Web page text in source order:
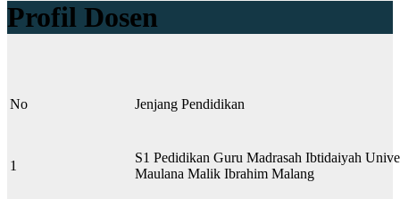
Profil Dosen
No Jenjang Pendidikan
1
S1 Pedidikan Guru Madrasah Ibtidaiyah
Maulana Malik Ibrahim Malang